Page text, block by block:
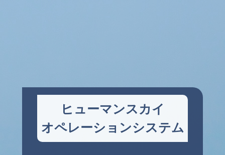
ヒューマンスカイ
オペレーションシステム